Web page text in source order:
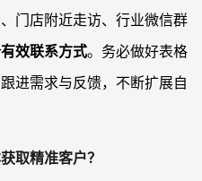
门店附近走访、行业微信群
效联系方式。务必做好表格
进需求与反馈，不断扩展自
取精准客户？